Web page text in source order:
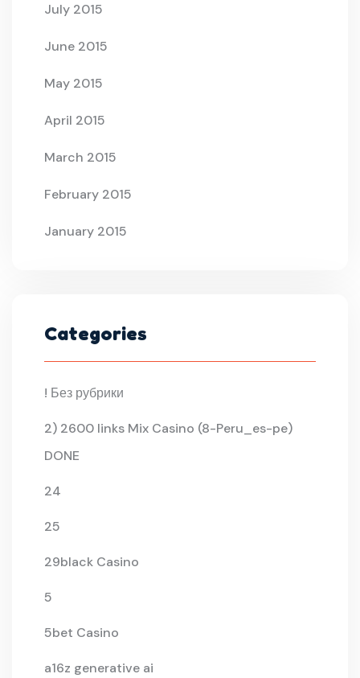
July 2015
June 2015
May 2015
April 2015
March 2015
February 2015
January 2015
Categories
! Без рубрики
2) 2600 links Mix Casino (8-Peru_es-pe)
DONE
24
25
29black Casino
5
5bet Casino
a16z generative ai